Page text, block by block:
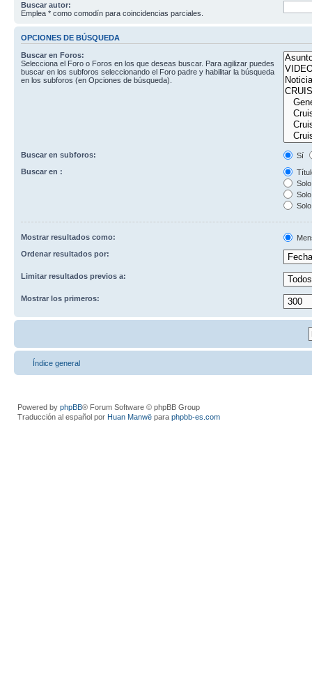
Buscar autor:
Emplea * como comodín para coincidencias parciales.
OPCIONES DE BÚSQUEDA
Buscar en Foros:
Selecciona el Foro o Foros en los que deseas buscar. Para agilizar puedes
buscar en los subforos seleccionando el Foro padre y habilitar la búsqueda
en los subforos (en Opciones de búsqueda).
Buscar en subforos:
Sí
Buscar en :
Mostrar resultados como:
Ordenar resultados por:
Limitar resultados previos a:
Mostrar los primeros:
Índice general
Powered by phpBB® Forum Software © phpBB Group
Traducción al español por Huan Manwë para phpbb-es.com